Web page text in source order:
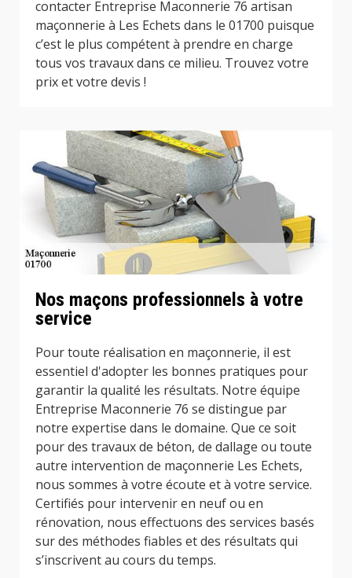
contacter Entreprise Maconnerie 76 artisan
maçonnerie à Les Echets dans le 01700 puisque
c’est le plus compétent à prendre en charge
tous vos travaux dans ce milieu. Trouvez votre
prix et votre devis !
Nos maçons professionnels à votre
service
Pour toute réalisation en maçonnerie, il est
essentiel d'adopter les bonnes pratiques pour
garantir la qualité les résultats. Notre équipe
Entreprise Maconnerie 76 se distingue par
notre expertise dans le domaine. Que ce soit
pour des travaux de béton, de dallage ou toute
autre intervention de maçonnerie Les Echets,
nous sommes à votre écoute et à votre service.
Certifiés pour intervenir en neuf ou en
rénovation, nous effectuons des services basés
sur des méthodes fiables et des résultats qui
s’inscrivent au cours du temps.